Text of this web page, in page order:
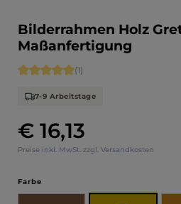
Bilderrahmen Holz
Maßanfertigung
Regulärer Preis:
€ 16,13
Preise inkl. MwSt. zzgl. Versandkosten
Durchschnittliche Bewertung von 5
(1)
7-9 Arbeitstage
Farbeauswählen